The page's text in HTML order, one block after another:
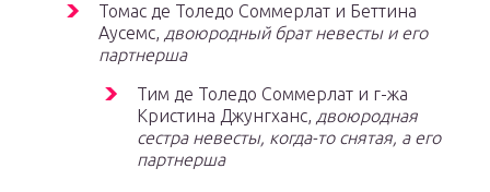
Томас де Толедо Соммерлат и Беттина
Аусемс, двоюродный брат невесты и его
партнерша
Тим де Толедо Соммерлат и г-жа
Кристина Джунгханс, двоюродная
сестра невесты, когда-то снятая, а его
партнерша